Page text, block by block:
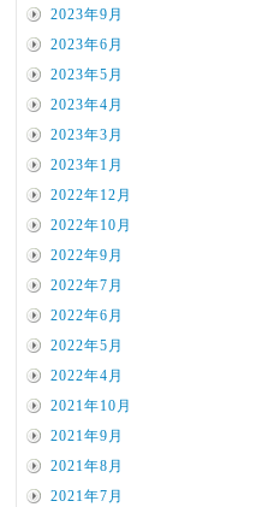
2023年9月
2023年6月
2023年5月
2023年4月
2023年3月
2023年1月
2022年12月
2022年10月
2022年9月
2022年7月
2022年6月
2022年5月
2022年4月
2021年10月
2021年9月
2021年8月
2021年7月